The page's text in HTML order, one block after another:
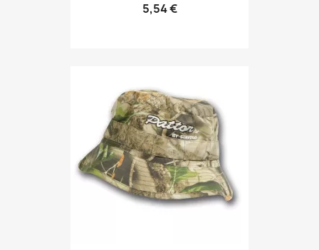
5,54 €